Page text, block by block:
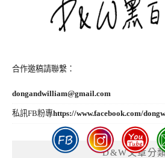
合作邀稿請聯繫：
dongandwilliam@gmail.com
私訊FB粉專https://www.facebook.com/
D&W文章分